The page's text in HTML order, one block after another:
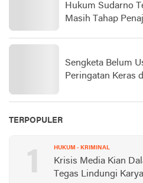
Hukum Sudarno
Masih Tahap
Sengketa Belum
Peringatan Keras
TERPOPULER
1 HUKUM - KRIMINAL
Krisis Media Kian
Tegas Lindungi